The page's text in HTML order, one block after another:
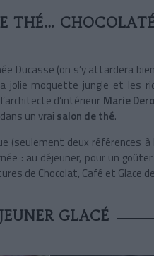
THÉ…
Ducasse (on s’y attardera
jolie moquette jungle et les
d’intérieur Marie
un vrai salon de thé.
(seulement deux références
: au déjeuner, pour un
de Chocolat, Café et Glace
GLACÉ